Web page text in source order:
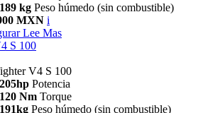
189 kg Peso húmedo (sin combustible)
MXN i
Lee Mas
S 100
V4 S 100
205hp Potencia
120 Nm Torque
191kg Peso húmedo (sin combustible)